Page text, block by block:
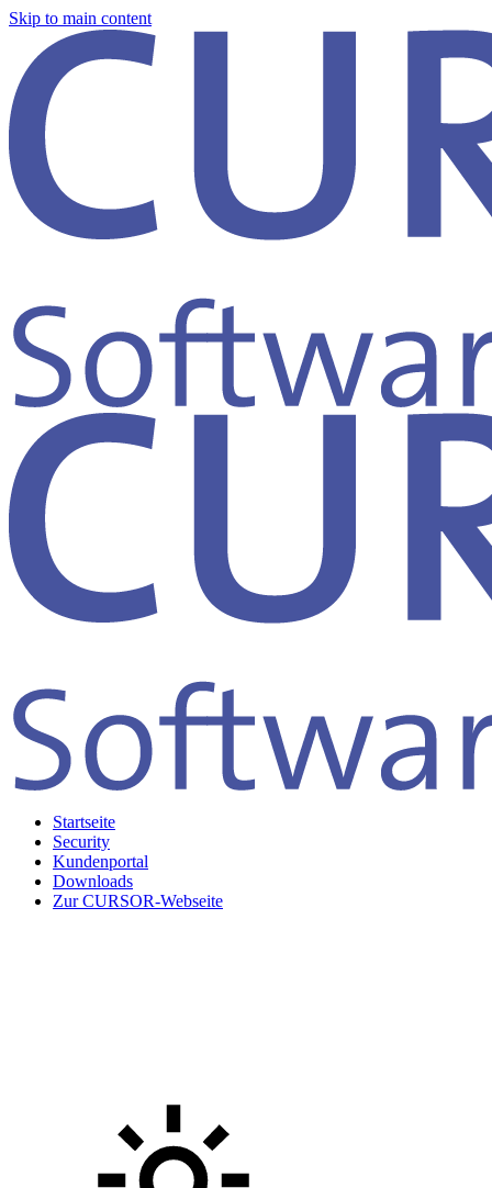
Skip to main content
Startseite
Security
Kundenportal
Downloads
Zur CURSOR-Webseite